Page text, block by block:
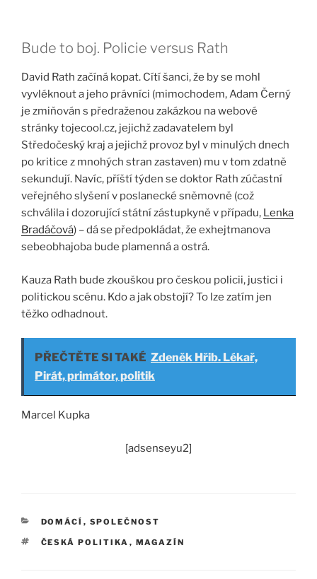
Bude to boj. Policie versus Rath
David Rath začíná kopat. Cítí šanci, že by se mohl
vyvléknout a jeho právníci (mimochodem, Adam Černý
je zmiňován s předraženou zakázkou na webové
stránky tojecool.cz, jejichž zadavatelem byl
Středočeský kraj a jejichž provoz byl v minulých dnech
po kritice z mnohých stran zastaven) mu v tom zdatně
sekundují. Navíc, příští týden se doktor Rath zúčastní
veřejného slyšení v poslanecké sněmovně (což
schválila i dozorující státní zástupkyně v případu, Lenka
Bradáčová) – dá se předpokládat, že exhejtmanova
sebeobhajoba bude plamenná a ostrá.
Kauza Rath bude zkouškou pro českou policii, justici i
politickou scénu. Kdo a jak obstojí? To lze zatím jen
těžko odhadnout.
PŘEČTĚTE SI TAKÉ Zdeněk Hřib. Lékař,
Pirát, primátor, politik
Marcel Kupka
[adsenseyu2]
RUBRIKY
DOMÁCÍ , SPOLEČNOST
ŠTÍTKY
ČESKÁ POLITIKA , MAGAZÍN